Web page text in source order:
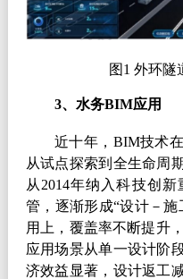
图1 外环隧
3、水务BIM应用
近十年， BIM技术
从试点探索到全生命周
从 2014年纳入科技创新
管，逐渐形成“设计－
用上，覆盖率不断提升
应用场景从单一设计阶
济效益显著，设计返工